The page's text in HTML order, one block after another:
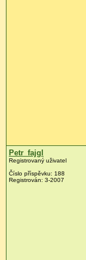
Petr_fajgl
Registrovaný uživatel
Číslo příspěvku: 188
Registrován: 3-2007